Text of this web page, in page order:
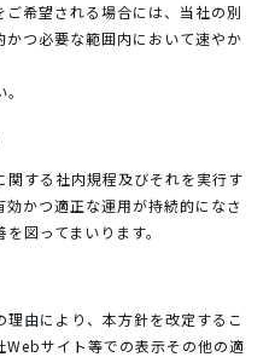
希望される場合には、当社の別
つ必要な範囲内において速やか
関する社内規程及びそれを実行す
かつ適正な運用が持続的になさ
図ってまいります。
由により、本方針を改定するこ
Webサイト等での表示その他の適